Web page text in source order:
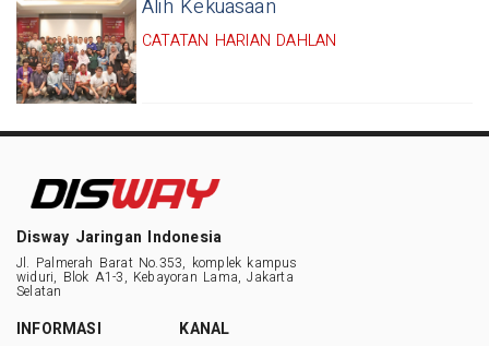
Alih Kekuasaan
CATATAN HARIAN DAHLAN
Disway Jaringan Indonesia
Jl. Palmerah Barat No.353, komplek kampus
widuri, Blok A1-3, Kebayoran Lama, Jakarta
Selatan
INFORMASI
KANAL